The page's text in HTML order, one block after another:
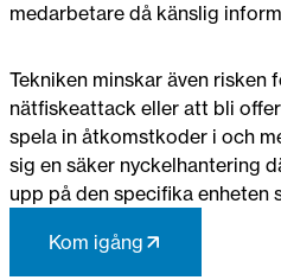
medarbetare då känslig
Tekniken minskar även risken
nätfiskeattack eller att bli
spela in åtkomstkoder i och
sig en säker nyckelhantering
upp på den specifika enheten
Kom igång